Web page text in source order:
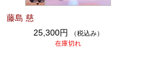
藤島 慈
25,300円
（税込み）
在庫切れ